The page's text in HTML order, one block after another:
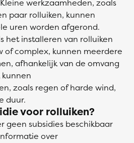
werkzaamheden, zoals
paar rolluiken, kunnen
uren worden afgerond.
het installeren van rolluiken
of complex, kunnen meerdere
afhankelijk van de omvang
zoals regen of harde wind,
duur.
voor rolluiken?
geen subsidies beschikbaar
over